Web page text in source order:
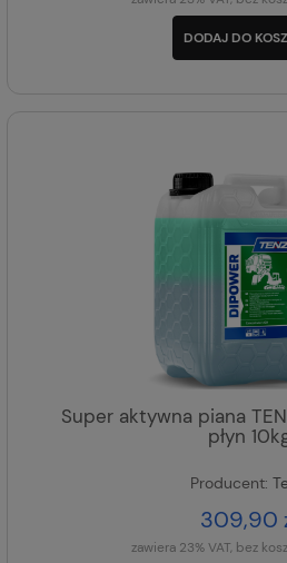
DODAJ DO
Super aktywna piana
płyn
Producent:
309,90
zawiera 23% VAT, bez